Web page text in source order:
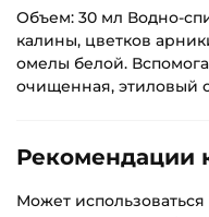
Объем: 30 мл Водно-
калины, цветков
омелы белой.
очищенная, этиловый
Рекомендации
Может